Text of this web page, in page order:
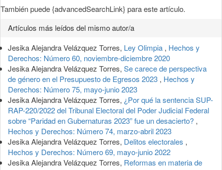
También puede {advancedSearchLink} para este artículo.
Artículos más leídos del mismo autor/a
Jesika Alejandra Velázquez Torres, Ley Olimpia , Hechos y
Derechos: Número 60, noviembre-diciembre 2020
Jesika Alejandra Velázquez Torres, Se carece de perspectiva
de género en el Presupuesto de Egresos 2023 , Hechos y
Derechos: Número 75, mayo-junio 2023
Jesika Alejandra Velázquez Torres, ¿Por qué la sentencia SUP-
RAP-220/2022 del Tribunal Electoral del Poder Judicial Federal
sobre “Paridad en Gubernaturas 2023” fue un desacierto? ,
Hechos y Derechos: Número 74, marzo-abril 2023
Jesika Alejandra Velázquez Torres, Delitos electorales ,
Hechos y Derechos: Número 69, mayo-junio 2022
Jesika Alejandra Velázquez Torres, Reformas en materia de